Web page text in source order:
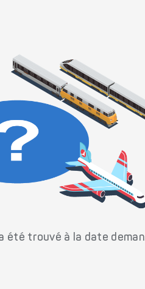
été trouvé à la date